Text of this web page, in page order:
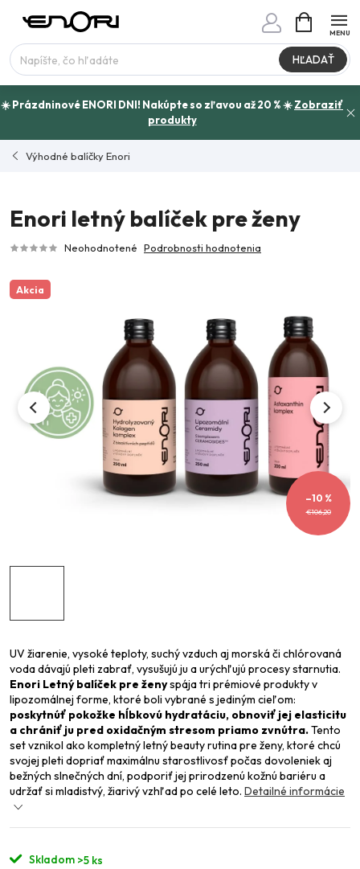
obsah
HĽADAŤ
KOŠÍK
☀️ Prázdninové ENORI DNI! Nakúpte so zľavou až 20 % ☀️Zobraziť
produkty
Výhodné balíčky Enori
Enori letný balíček pre ženy
Neohodnotené Podrobnosti hodnotenia
Akcia
€106,20
–10 %
UV žiarenie, vysoké teploty, suchý vzduch aj morská či chlórovaná
voda dávajú pleti zabrať, vysušujú ju a urýchľujú procesy starnutia.
Enori Letný balíček pre ženyspája tri prémiové produkty v
lipozomálnej forme, ktoré boli vybrané s jediným cieľom:
poskytnúť pokožke hĺbkovú hydratáciu, obnoviť jej elasticitu
a chrániť ju pred oxidačným stresom priamo zvnútra.Tento
set vznikol ako kompletný letný beauty rutina pre ženy, ktoré chcú
svojej pleti dopriať maximálnu starostlivosť počas dovoleniek aj
bežných slnečných dní, podporiť jej prirodzenú kožnú bariéru a
udržať si mladistvý, žiarivý vzhľad po celé leto. Detailné informácie
Skladom >5 ks
www.enori.cz - Chat